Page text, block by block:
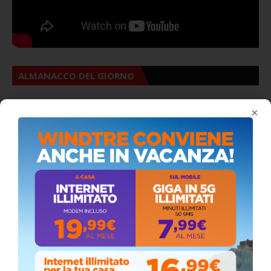
×
ALMANACCO DEL GIORNO
Coronavirus: messaggio del Sindaco Zambito
ai cittadini
Domenica, Novembre 22, 2020